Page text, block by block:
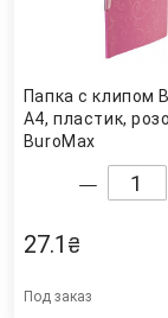
Папка с клипом
А4, пластик,
BuroMax
27.1 ₴
Под заказ